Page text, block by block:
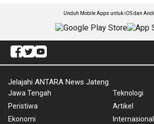
Unduh Mobile Apps untuk iOS dan
Jelajahi ANTARA News Jateng
Jawa Tengah
Peristiwa
Ekonomi
Teknologi
Artikel
Internasional